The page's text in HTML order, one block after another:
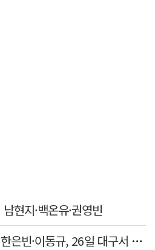
현지·백온유·권영빈
딤프 '뮤지컬스타' 출신 한은빈·이동규, 26일 대구서 첫 콘서트